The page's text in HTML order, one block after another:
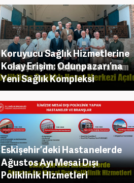
Koruyucu Sağlık Hizmetlerine
Kolay Erişim: Odunpazarı’na
Yeni Sağlık Kompleksi
Eskişehir’deki Hastanelerde
Ağustos Ayı Mesai Dışı
Poliklinik Hizmetleri